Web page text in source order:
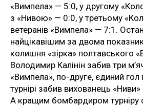
«Вимпела» — 5:0, у другому
з «Нивою» — 0:0, у третьому
ветеранів «Вимпела» — 7:1.
найцікавішим за двома
колишня «зірка» полтавського
Володимир Калінін забив три
«Вимпела», по-друге, єдиний гол
турнірі забив вихованець
А кращим бомбардиром турніру